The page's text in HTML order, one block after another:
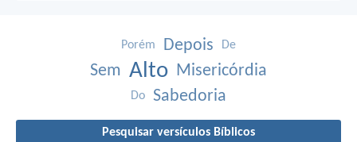
Porém Depois De
Sem Alto Misericórdia
Do Sabedoria
Pesquisar versículos Bíblicos